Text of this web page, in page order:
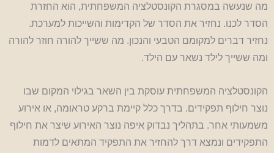
מה שנעשה במסגרת הקונסטלציה המשפחתית, הוא החזרת
הסדר לכנו. נחזיר את הסדר של הקדימות והשייכות למערכת.
נחזיר דברים למקומם הטבעי והנכון. מה ששייך להורה חוזר להורה
ומה ששייך לילד נשאר עם הילד.
הקונסטלציה המשפחתית עוסקת בין השאר בגילוי המקום שבו
נוצר חילוף תפקידים. בדרך כלל קיימת ברקע טראומה, או אירוע
משמעותי אחר. בתהליך נבדוק איפה נוצר האירוע שיצר את חילוף
התפקידים ונמצא דרך להחזיר את התפקיד המתאים לדמות